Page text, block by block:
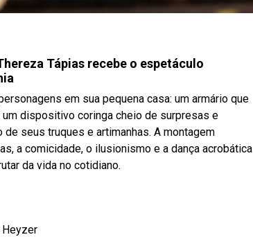
Tápias recebe o espetáculo
em sua pequena casa: um armário que
dispositivo coringa cheio de surpresas e
seus truques e artimanhas. A montagem
a comicidade, o ilusionismo e a dança acrobática
da vida no cotidiano.
Heyzer